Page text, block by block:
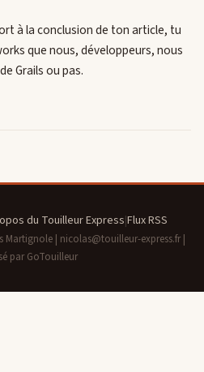
à la conclusion de ton article, tu
que nous, développeurs, nous
Grails ou pas.
du Touilleur Express|Flux RSS
| nicolas@touilleur-express.fr |
par GoTouilleur